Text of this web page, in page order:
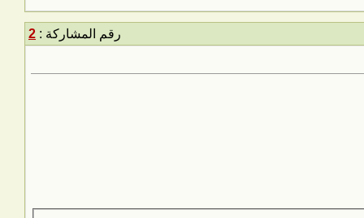
رقم المشاركة : 2